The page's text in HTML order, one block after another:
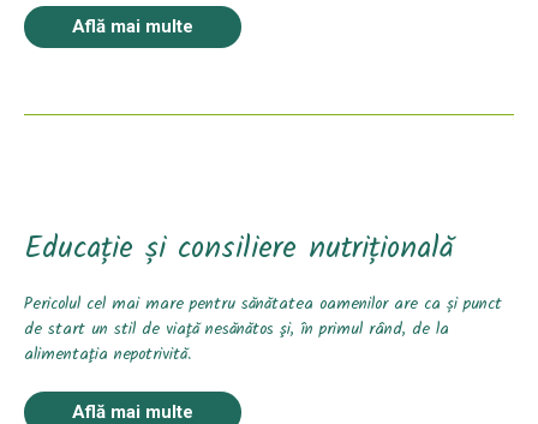
Află mai multe
Educație și consiliere nutrițională
Pericolul cel mai mare pentru sănătatea oamenilor are ca și punct
de start un stil de viaţă nesănătos şi, în primul rând, de la
alimentaţia nepotrivită.
Află mai multe